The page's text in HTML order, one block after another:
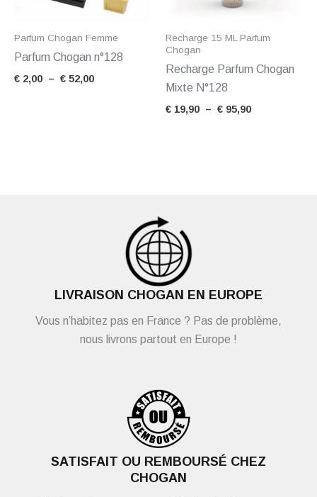
Parfum Chogan Femme
Parfum Chogan n°128
€ 2,00 – € 52,00
Recharge 15 ML Parfum
Chogan
Recharge Parfum Chogan
Mixte N°128
€ 19,90 – € 95,90
LIVRAISON CHOGAN EN EUROPE
Vous n’habitez pas en France ? Pas de problème,
nous livrons partout en Europe !
SATISFAIT OU REMBOURSÉ CHEZ
CHOGAN